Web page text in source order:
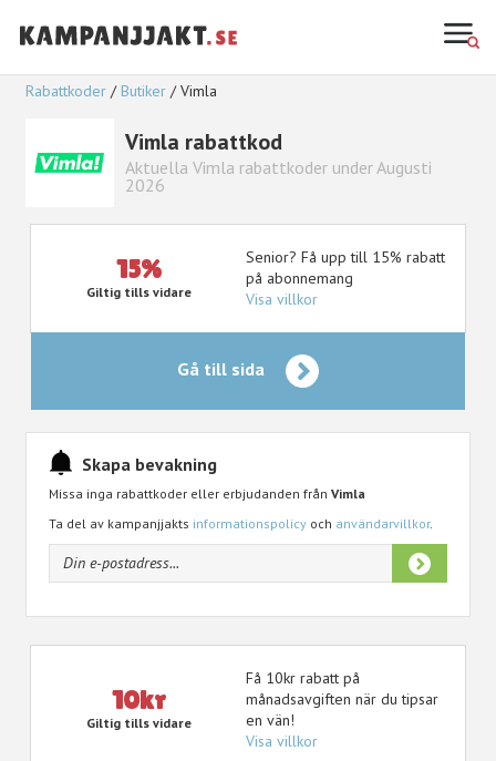
Rabattkoder Butiker Vimla
Vimla rabattkod
Aktuella Vimla rabattkoder under Augusti
2026
15%
Giltig tills vidare
Senior? Få upp till 15% rabatt
på abonnemang
Visa villkor
Gå till sida
Skapa bevakning
Missa inga rabattkoder eller erbjudanden frånVimla
Ta del av kampanjjakts informationspolicy och användarvillkor.
10kr
Giltig tills vidare
Få 10kr rabatt på
månadsavgiften när du tipsar
en vän!
Visa villkor